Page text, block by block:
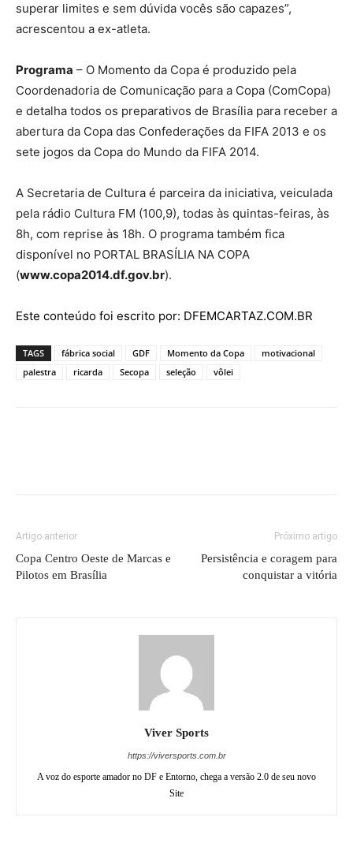
superar limites e sem dúvida vocês são capazes”,
acrescentou a ex-atleta.
Programa – O Momento da Copa é produzido pela
Coordenadoria de Comunicação para a Copa (ComCopa)
e detalha todos os preparativos de Brasília para receber a
abertura da Copa das Confederações da FIFA 2013 e os
sete jogos da Copa do Mundo da FIFA 2014.
A Secretaria de Cultura é parceira da iniciativa, veiculada
pela rádio Cultura FM (100,9), todas às quintas-feiras, às
8h, com reprise às 18h. O programa também fica
disponível no PORTAL BRASÍLIA NA COPA
(www.copa2014.df.gov.br).
Este conteúdo foi escrito por: DFEMCARTAZ.COM.BR
TAGS fábrica social GDF Momento da Copa
motivacional
palestra
ricarda Secopa seleção vôlei
Artigo anterior
Copa Centro Oeste de Marcas e
Pilotos em Brasília
Próximo artigo
Persistência e coragem para
conquistar a vitória
Viver Sports
https://viversports.com.br
A voz do esporte amador no DF e Entorno, chega a versão 2.0 de seu novo
Site